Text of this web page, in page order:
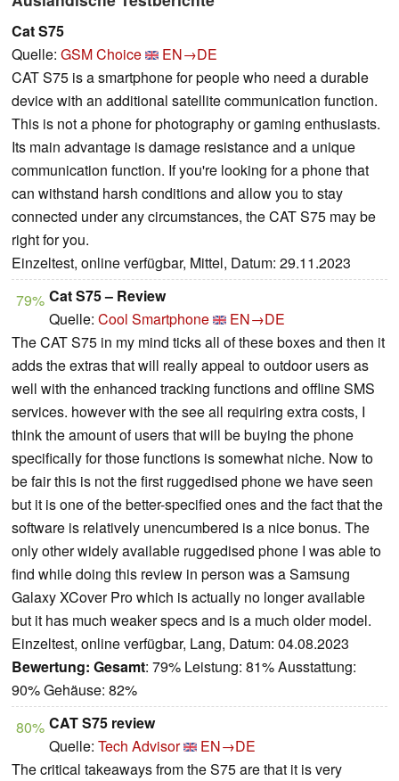
Cat S75
Quelle: GSM Choice
EN→DE
CAT S75 is a smartphone for people who need a durable
device with an additional satellite communication function.
This is not a phone for photography or gaming enthusiasts.
Its main advantage is damage resistance and a unique
communication function. If you're looking for a phone that
can withstand harsh conditions and allow you to stay
connected under any circumstances, the CAT S75 may be
right for you.
Einzeltest, online verfügbar, Mittel, Datum: 29.11.2023
79% Cat S75 – Review
Quelle: Cool Smartphone
EN→DE
The CAT S75 in my mind ticks all of these boxes and then it
adds the extras that will really appeal to outdoor users as
well with the enhanced tracking functions and offline SMS
services. however with the see all requiring extra costs, I
think the amount of users that will be buying the phone
specifically for those functions is somewhat niche. Now to
be fair this is not the first ruggedised phone we have seen
but it is one of the better-specified ones and the fact that the
software is relatively unencumbered is a nice bonus. The
only other widely available ruggedised phone I was able to
find while doing this review in person was a Samsung
Galaxy XCover Pro which is actually no longer available
but it has much weaker specs and is a much older model.
Einzeltest, online verfügbar, Lang, Datum: 04.08.2023
Bewertung: Gesamt: 79% Leistung: 81% Ausstattung:
90% Gehäuse: 82%
80% CAT S75 review
Quelle: Tech Advisor
EN→DE
The critical takeaways from the S75 are that it is very